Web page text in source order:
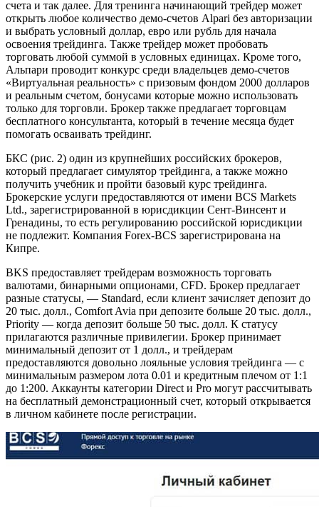
счета и так далее. Для тренинга начинающий трейдер может
открыть любое количество демо-счетов Alpari без авторизации
и выбрать условный доллар, евро или рубль для начала
освоения трейдинга. Также трейдер может пробовать
торговать любой суммой в условных единицах. Кроме того,
Альпари проводит конкурс среди владельцев демо-счетов
«Виртуальная реальность» с призовым фондом 2000 долларов
и реальным счетом, бонусами которые можно использовать
только для торговли. Брокер также предлагает торговцам
бесплатного консультанта, который в течение месяца будет
помогать осваивать трейдинг.
БКС (рис. 2) один из крупнейших российских брокеров,
который предлагает симулятор трейдинга, а также можно
получить учебник и пройти базовый курс трейдинга.
Брокерские услуги предоставляются от имени BCS Markets
Ltd., зарегистрированной в юрисдикции Сент-Винсент и
Гренадины, то есть регулированию российской юрисдикции
не подлежит. Компания Forex-BCS зарегистрирована на
Кипре.
BKS предоставляет трейдерам возможность торговать
валютами, бинарными опционами, CFD. Брокер предлагает
разные статусы, — Standard, если клиент зачисляет депозит до
20 тыс. долл., Comfort Avia при депозите больше 20 тыс. долл.,
Priority — когда депозит больше 50 тыс. долл. К статусу
прилагаются различные привилегии. Брокер принимает
минимальный депозит от 1 долл., и трейдерам
предоставляются довольно лояльные условия трейдинга — с
минимальным размером лота 0.01 и кредитным плечом от 1:1
до 1:200. Аккаунты категории Direct и Pro могут рассчитывать
на бесплатный демонстрационный счет, который открывается
в личном кабинете после регистрации.